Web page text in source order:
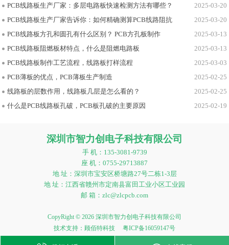
2025-03-20
PCB线路板生产厂家：多层电路板快速检测方法有哪些？
2025-03-20
PCB线路板生产厂家告诉你：如何精确测算PCB线路阻抗
2025-03-13
PCB线路板方孔和圆孔有什么区别？ PCB方孔板制作
2025-03-13
PCB线路板阻燃板材特点，什么是阻燃电路板
2025-03-03
PCB线路板制作工艺流程，线路板打样流程
2025-02-25
PCB薄板的优点，PCB薄板生产制造
2025-02-25
线路板的层数作用，线路板几层是怎么看的？
2025-02-19
什么是PCB线路板孔破，PCB板孔破的主要原因
深圳市智力创电子科技有限公司
手 机：135-3081-9739
座 机：0755-29713887
地 址：深圳市宝安区桥塘路27号二栋1-3层
地 址：江西省赣州市定南县富田工业小区工业园
邮 箱：zlc@zlcpcb.com
CopyRight © 2026 深圳市智力创电子科技有限公司
技术支持： 顾佰特科技 粤ICP备16059147号